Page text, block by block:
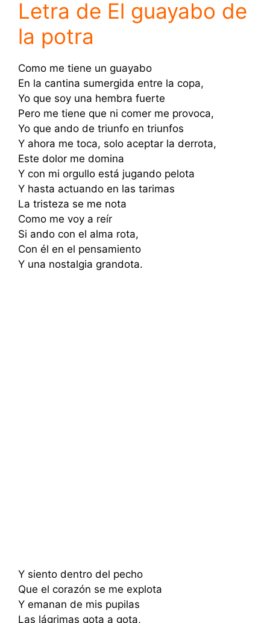
Letra de El guayabo de
la potra
Como me tiene un guayabo
En la cantina sumergida entre la copa,
Yo que soy una hembra fuerte
Pero me tiene que ni comer me provoca,
Yo que ando de triunfo en triunfos
Y ahora me toca, solo aceptar la derrota,
Este dolor me domina
Y con mi orgullo está jugando pelota
Y hasta actuando en las tarimas
La tristeza se me nota
Como me voy a reír
Si ando con el alma rota,
Con él en el pensamiento
Y una nostalgia grandota.
Y siento dentro del pecho
Que el corazón se me explota
Y emanan de mis pupilas
Las lágrimas gota a gota,